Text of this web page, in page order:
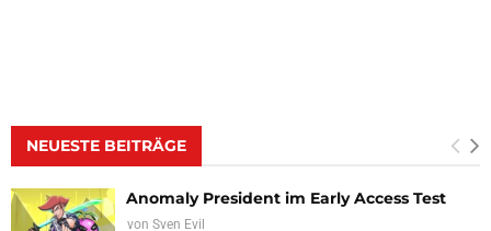
NEUESTE BEITRÄGE
Anomaly President im Early Access Test
von Sven Evil